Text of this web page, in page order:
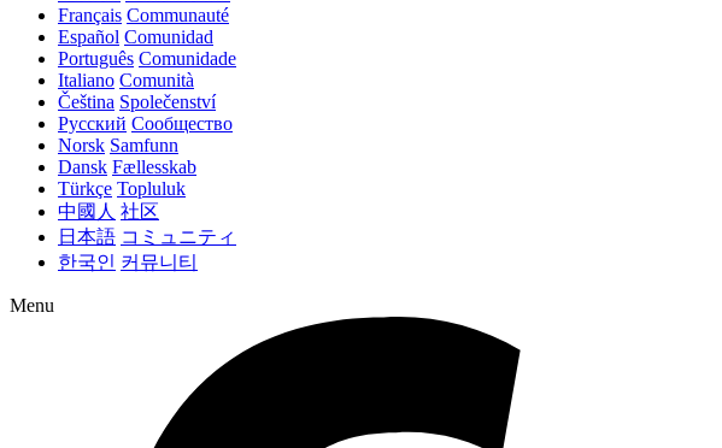
Français Communauté
Español Comunidad
Português Comunidade
Italiano Comunità
Čeština Společenství
Русский Сообщество
Norsk Samfunn
Dansk Fællesskab
Türkçe Topluluk
中國人 社区
日本語 コミュニティ
한국인 커뮤니티
Menu